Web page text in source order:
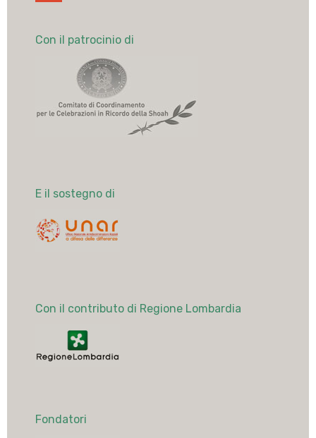
Con il patrocinio di
E il sostegno di
Con il contributo di Regione Lombardia
Fondatori